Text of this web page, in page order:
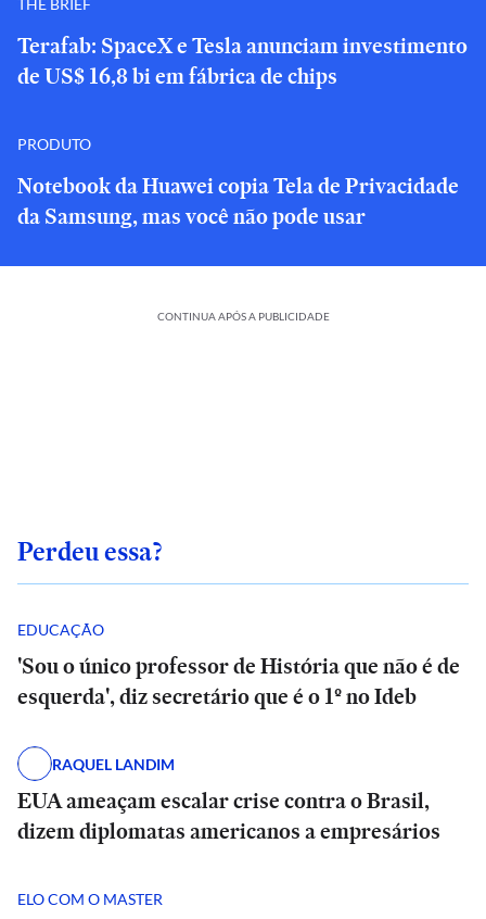
Terafab: SpaceX e Tesla anunciam investimento
de US$ 16,8 bi em fábrica de chips
PRODUTO
Notebook da Huawei copia Tela de Privacidade
da Samsung, mas você não pode usar
CONTINUA APÓS A PUBLICIDADE
Perdeu essa?
EDUCAÇÃO
'Sou o único professor de História que não é de
esquerda', diz secretário que é o 1º no Ideb
RAQUEL LANDIM
EUA ameaçam escalar crise contra o Brasil,
dizem diplomatas americanos a empresários
ELO COM O MASTER